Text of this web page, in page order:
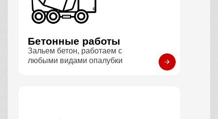
Бетонные работы
Зальем бетон, работаем с
любыми видами опалубки